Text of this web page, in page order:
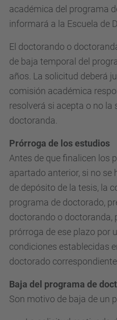
académica del programa
informará a la Escuela de
El doctorando o
de baja temporal del
años. La solicitud deberá
comisión académica
resolverá si acepta o no
doctoranda.
Prórroga de los estudios
Antes de que finalicen los
apartado anterior, si no se
de depósito de la tesis, la
programa de doctorado,
doctorando o doctoranda,
prórroga de ese plazo por
condiciones establecidas
doctorado correspondiente.
Baja del programa de
Son motivo de baja de un